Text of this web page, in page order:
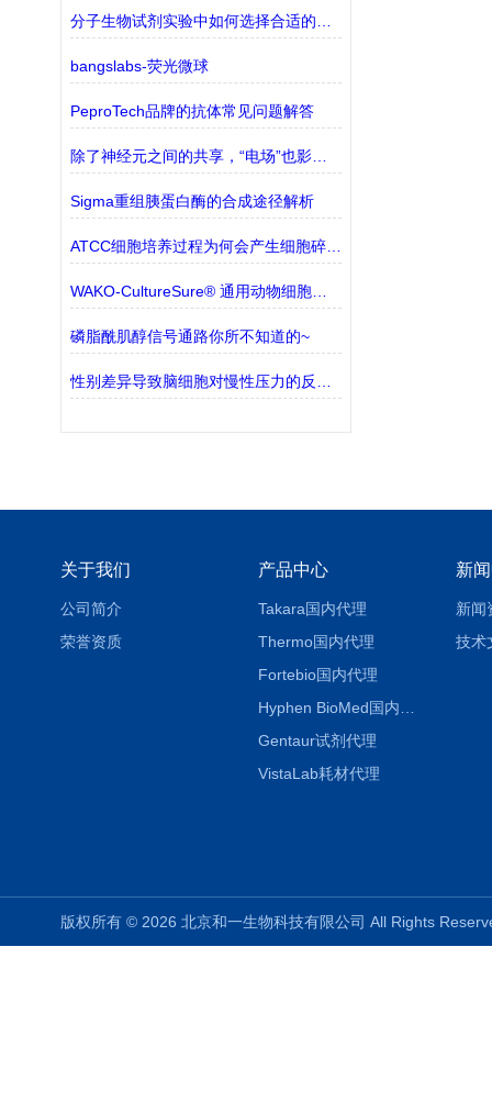
bangslabs-荧光微球
PeproTech品牌的抗体常见问题解答
除了神经元之间的共享，“电场”也影响了大脑的回路
Sigma重组胰蛋白酶的合成途径解析
ATCC细胞培养过程为何会产生细胞碎片？
WAKO-CultureSure® 通用动物细胞冻存液
磷脂酰肌醇信号通路你所不知道的~
关于我们
公司简介
荣誉资质
产品中心
Takara国内代理
Thermo国内代理
Fortebio国内代理
Gentaur试剂代理
VistaLab耗材代理
新
新闻
技术
版权所有 © 2026 北京和一生物科技有限公司 All Rights